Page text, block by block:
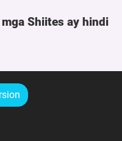
Shiites ay hindi